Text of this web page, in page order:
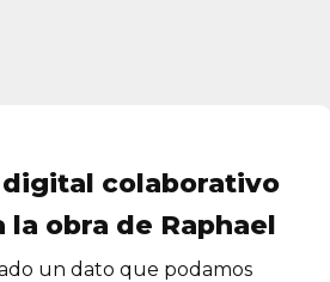
digital colaborativo
la obra de Raphael
un dato que podamos